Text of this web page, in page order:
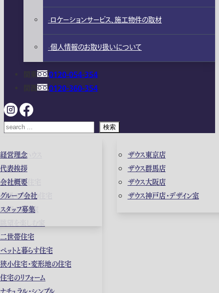
ガレージハウス
高級住宅
店舗併用住宅
和風モダンの住宅
中庭のある家
二世帯住宅
ペットと暮らす住宅
狭小住宅・変形地の住宅
住宅のリフォーム
ナチュラル・シンプル
経営理念
代表挨拶
会社概要
グループ会社
スタッフ募集
ザウス東京店
ザウス群馬店
ザウス大阪店
ザウス神戸店・デザイン室
ロケーションサービス、施工物件の取材
個人情報のお取り扱いについて
0120-054-354
0120-360-354
検索